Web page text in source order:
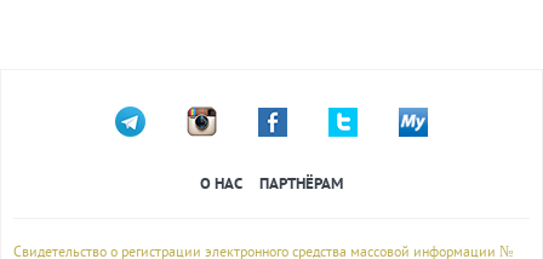
О НАС ПАРТНЁРАМ
Свидетельство о регистрации электронного средства массовой информации №